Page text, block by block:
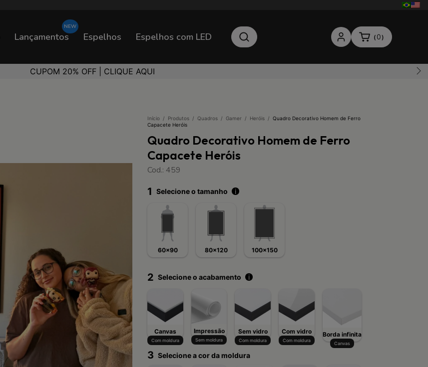
CUPOM 20% OFF | CLIQUE AQUI
Lançamentos Espelhos Espelhos com LED ( 0)
Início / Produtos / Quadros / Gamer / Heróis / Quadro Decorativo Homem de Ferro
Capacete Heróis
Quadro Decorativo Homem de Ferro
Capacete Heróis
Cod.: 459
1 Selecione o tamanho i
60x90 80x120 100x150
2 Selecione o acabamento i
Canvas
Com moldura
Impressão
Sem moldura
Sem vidro
Com moldura
Com vidro
Com moldura
Borda infinita
Canvas
3 Selecione a cor da moldura